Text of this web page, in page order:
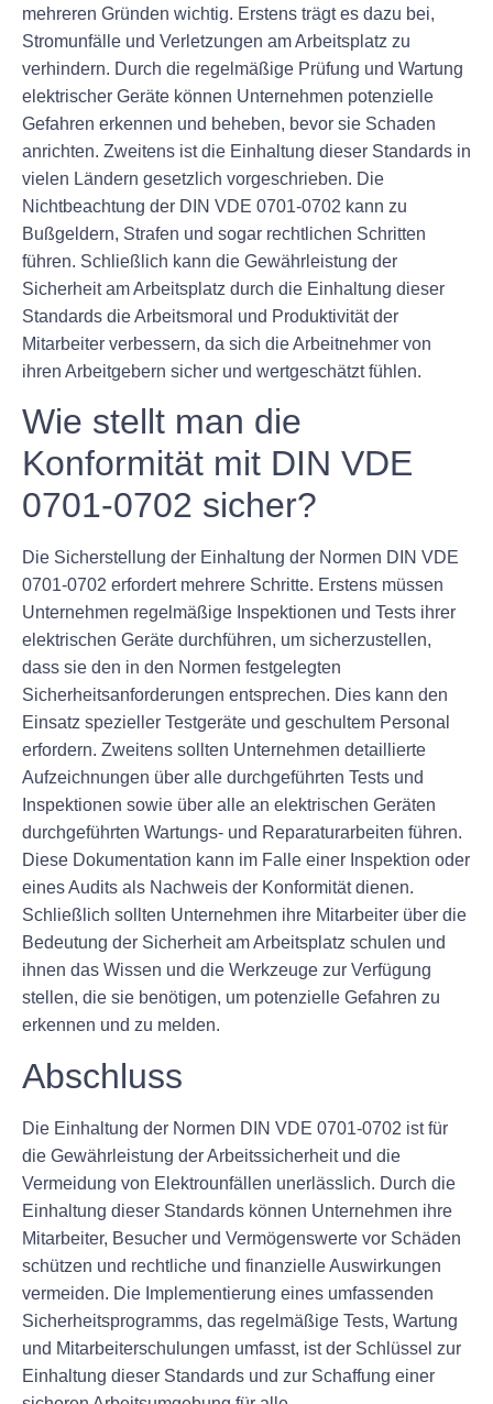
mehreren Gründen wichtig. Erstens trägt es dazu bei,
Stromunfälle und Verletzungen am Arbeitsplatz zu
verhindern. Durch die regelmäßige Prüfung und Wartung
elektrischer Geräte können Unternehmen potenzielle
Gefahren erkennen und beheben, bevor sie Schaden
anrichten. Zweitens ist die Einhaltung dieser Standards in
vielen Ländern gesetzlich vorgeschrieben. Die
Nichtbeachtung der DIN VDE 0701-0702 kann zu
Bußgeldern, Strafen und sogar rechtlichen Schritten
führen. Schließlich kann die Gewährleistung der
Sicherheit am Arbeitsplatz durch die Einhaltung dieser
Standards die Arbeitsmoral und Produktivität der
Mitarbeiter verbessern, da sich die Arbeitnehmer von
ihren Arbeitgebern sicher und wertgeschätzt fühlen.
Wie stellt man die
Konformität mit DIN VDE
0701-0702 sicher?
Die Sicherstellung der Einhaltung der Normen DIN VDE
0701-0702 erfordert mehrere Schritte. Erstens müssen
Unternehmen regelmäßige Inspektionen und Tests ihrer
elektrischen Geräte durchführen, um sicherzustellen,
dass sie den in den Normen festgelegten
Sicherheitsanforderungen entsprechen. Dies kann den
Einsatz spezieller Testgeräte und geschultem Personal
erfordern. Zweitens sollten Unternehmen detaillierte
Aufzeichnungen über alle durchgeführten Tests und
Inspektionen sowie über alle an elektrischen Geräten
durchgeführten Wartungs- und Reparaturarbeiten führen.
Diese Dokumentation kann im Falle einer Inspektion oder
eines Audits als Nachweis der Konformität dienen.
Schließlich sollten Unternehmen ihre Mitarbeiter über die
Bedeutung der Sicherheit am Arbeitsplatz schulen und
ihnen das Wissen und die Werkzeuge zur Verfügung
stellen, die sie benötigen, um potenzielle Gefahren zu
erkennen und zu melden.
Abschluss
Die Einhaltung der Normen DIN VDE 0701-0702 ist für
die Gewährleistung der Arbeitssicherheit und die
Vermeidung von Elektrounfällen unerlässlich. Durch die
Einhaltung dieser Standards können Unternehmen ihre
Mitarbeiter, Besucher und Vermögenswerte vor Schäden
schützen und rechtliche und finanzielle Auswirkungen
vermeiden. Die Implementierung eines umfassenden
Sicherheitsprogramms, das regelmäßige Tests, Wartung
und Mitarbeiterschulungen umfasst, ist der Schlüssel zur
Einhaltung dieser Standards und zur Schaffung einer